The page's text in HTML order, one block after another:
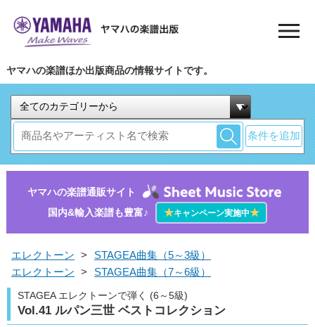
ヤマハの楽譜ほか出版商品の情報サイトです。
条件を追加
ヤマハの楽譜通販サイト
国内&輸入楽譜も豊富♪
★キャンペーン実施中★
エレクトーン >
STAGEA曲集（5～3級）
エレクトーン > STAGEA曲集（7～6級）
STAGEA エレクトーンで弾く (6～5級)
Vol.41 ルパン三世 ベストコレクション